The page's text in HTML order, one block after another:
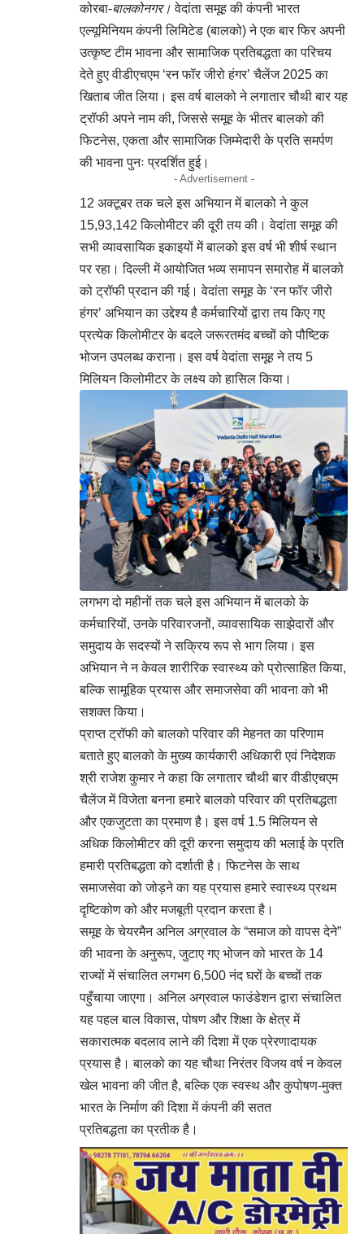
कोरबा-बालकोनगर। वेदांता समूह की कंपनी भारत
एल्यूमिनियम कंपनी लिमिटेड (बालको) ने एक बार फिर अपनी
उत्कृष्ट टीम भावना और सामाजिक प्रतिबद्धता का परिचय
देते हुए वीडीएचएम ‘रन फॉर जीरो हंगर’ चैलेंज 2025 का
खिताब जीत लिया। इस वर्ष बालको ने लगातार चौथी बार यह
ट्रॉफी अपने नाम की, जिससे समूह के भीतर बालको की
फिटनेस, एकता और सामाजिक जिम्मेदारी के प्रति समर्पण
की भावना पुनः प्रदर्शित हुई।
- Advertisement -
12 अक्टूबर तक चले इस अभियान में बालको ने कुल
15,93,142 किलोमीटर की दूरी तय की। वेदांता समूह की
सभी व्यावसायिक इकाइयों में बालको इस वर्ष भी शीर्ष स्थान
पर रहा। दिल्ली में आयोजित भव्य समापन समारोह में बालको
को ट्रॉफी प्रदान की गई। वेदांता समूह के ‘रन फॉर जीरो
हंगर’ अभियान का उद्देश्य है कर्मचारियों द्वारा तय किए गए
प्रत्येक किलोमीटर के बदले जरूरतमंद बच्चों को पौष्टिक
भोजन उपलब्ध कराना। इस वर्ष वेदांता समूह ने तय 5
मिलियन किलोमीटर के लक्ष्य को हासिल किया।
लगभग दो महीनों तक चले इस अभियान में बालको के
कर्मचारियों, उनके परिवारजनों, व्यावसायिक साझेदारों और
समुदाय के सदस्यों ने सक्रिय रूप से भाग लिया। इस
अभियान ने न केवल शारीरिक स्वास्थ्य को प्रोत्साहित किया,
बल्कि सामूहिक प्रयास और समाजसेवा की भावना को भी
सशक्त किया।
प्राप्त ट्रॉफी को बालको परिवार की मेहनत का परिणाम
बताते हुए बालको के मुख्य कार्यकारी अधिकारी एवं निदेशक
श्री राजेश कुमार ने कहा कि लगातार चौथी बार वीडीएचएम
चैलेंज में विजेता बनना हमारे बालको परिवार की प्रतिबद्धता
और एकजुटता का प्रमाण है। इस वर्ष 1.5 मिलियन से
अधिक किलोमीटर की दूरी करना समुदाय की भलाई के प्रति
हमारी प्रतिबद्धता को दर्शाती है। फिटनेस के साथ
समाजसेवा को जोड़ने का यह प्रयास हमारे स्वास्थ्य प्रथम
दृष्टिकोण को और मजबूती प्रदान करता है।
समूह के चेयरमैन अनिल अग्रवाल के “समाज को वापस देने”
की भावना के अनुरूप, जुटाए गए भोजन को भारत के 14
राज्यों में संचालित लगभग 6,500 नंद घरों के बच्चों तक
पहुँचाया जाएगा। अनिल अग्रवाल फाउंडेशन द्वारा संचालित
यह पहल बाल विकास, पोषण और शिक्षा के क्षेत्र में
सकारात्मक बदलाव लाने की दिशा में एक प्रेरणादायक
प्रयास है। बालको का यह चौथा निरंतर विजय वर्ष न केवल
खेल भावना की जीत है, बल्कि एक स्वस्थ और कुपोषण-मुक्त
भारत के निर्माण की दिशा में कंपनी की सतत
प्रतिबद्धता का प्रतीक है।